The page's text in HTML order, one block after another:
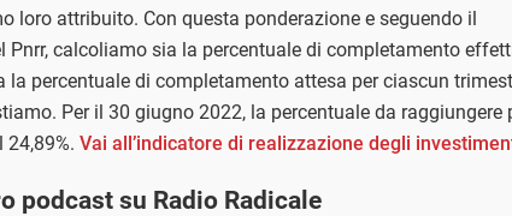
loro attribuito. Con questa ponderazione e seguendo il
Pnrr, calcoliamo sia la percentuale di completamento
la percentuale di completamento attesa per ciascun
Per il 30 giugno 2022, la percentuale da raggiungere
Vai all’indicatore di realizzazione degli
podcast su Radio Radicale